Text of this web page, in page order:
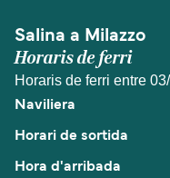
Salina a Milazzo
Horaris de ferri
Horaris de ferri entre